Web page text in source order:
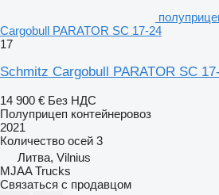
Cargobull PARATOR SC 17-24
17
Schmitz Cargobull PARATOR SC
14 900 € Без НДС
Полуприцеп контейнеровоз
2021
Количество осей 3
Литва, Vilnius
MJAA Trucks
Связаться с продавцом